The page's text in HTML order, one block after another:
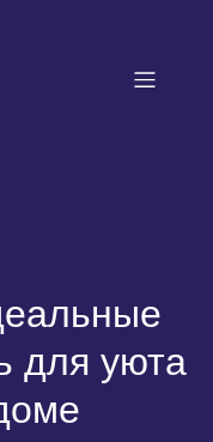
для уюта